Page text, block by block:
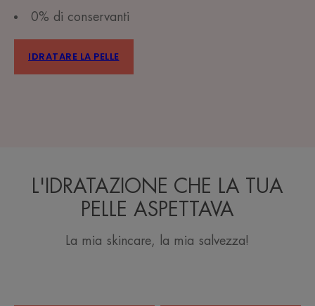
0% di conservanti
IDRATARE LA PELLE
L'IDRATAZIONE CHE LA TUA
PELLE ASPETTAVA
La mia skincare, la mia salvezza!